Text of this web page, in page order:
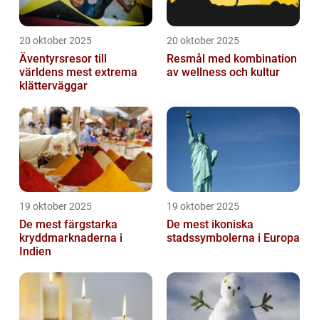
20 oktober 2025
Äventyrsresor till
världens mest extrema
klätterväggar
20 oktober 2025
Resmål med kombination
av wellness och kultur
19 oktober 2025
De mest färgstarka
kryddmarknaderna i
Indien
19 oktober 2025
De mest ikoniska
stadssymbolerna i Europa